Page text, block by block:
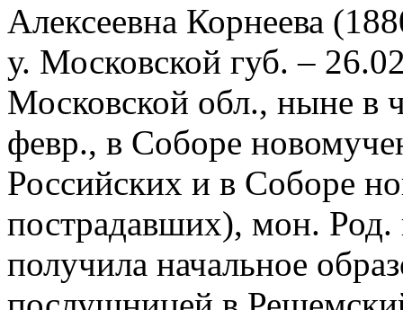
Алексеевна Корнеева
у. Московской губ. –
Московской обл., ныне в
февр., в Соборе
Российских и в Соборе
пострадавших), мон. Род.
получила начальное